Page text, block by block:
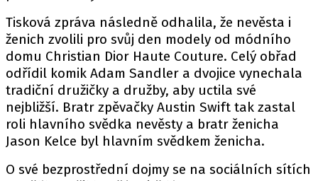
Tisková zpráva následně odhalila, že nevěsta i
ženich zvolili pro svůj den modely od módního
domu Christian Dior Haute Couture. Celý obřad
odřídil komik Adam Sandler a dvojice vynechala
tradiční družičky a družby, aby uctila své
nejbližší. Bratr zpěvačky Austin Swift tak zastal
roli hlavního svědka nevěsty a bratr ženicha
Jason Kelce byl hlavním svědkem ženicha.
O své bezprostřední dojmy se na sociálních sítích